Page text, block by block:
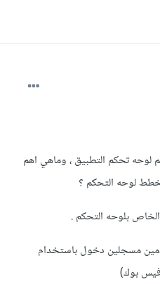
تحكم التطبيق ، وماهي اهم
لوحه التحكم ؟
مسجلين دخول باستخدام
بوك)